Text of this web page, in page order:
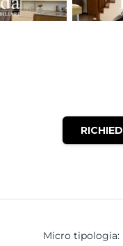
Micro tipologia: